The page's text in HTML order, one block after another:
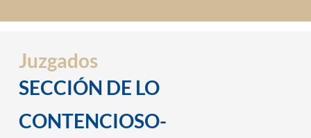
Juzgados
SECCIÓN DE LO
CONTENCIOSO-